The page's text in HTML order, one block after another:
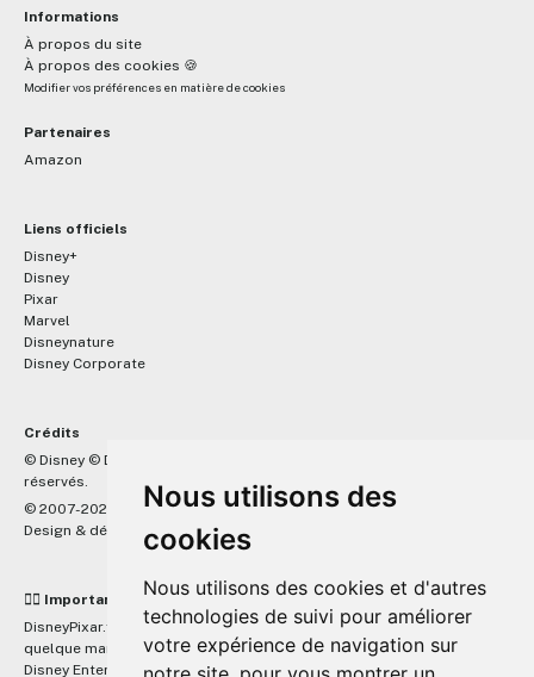
Nous utilisons des
cookies
Nous utilisons des cookies et d'autres
technologies de suivi pour améliorer
votre expérience de navigation sur
Informations
À propos du site
À propos des cookies 🍪
Modifier vos préférences en matière de cookies
Partenaires
Amazon
Liens officiels
Disney+
Disney
Pixar
Marvel
Disneynature
Disney Corporate
Crédits
© Disney © Disney/Pixar © &
réservés.
© 2007-2026 DisneyPixar.fr
Design & développement :MonsieurPaul
☝🏼 Important
DisneyPixar.fr est un site indépendant et n'est en aucun cas lié de
quelque manière que ce soit avec The Walt Disney Company, Pixar,
Disney Enterprises, Inc ou leurs dérivés ou associés. Toute demande